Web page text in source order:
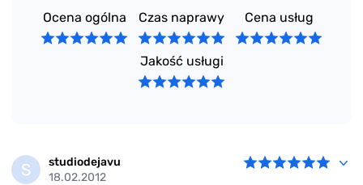
Ocena ogólna Czas naprawy Cena usług
Jakość usługi
S
studiodejavu
18.02.2012